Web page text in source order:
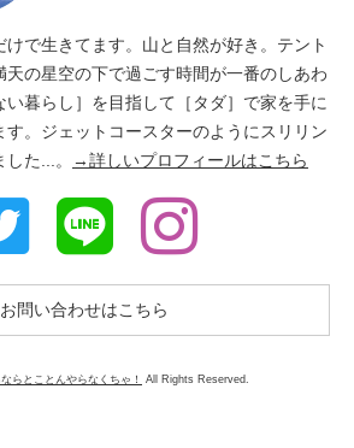
で生きてます。山と自然が好き。テント
天の星空の下で過ごす時間が一番のしあわ
暮らし］を目指して［タダ］で家を手に
す。ジェットコースターのようにスリリン
た...。
→詳しいプロフィールはこちら
お問い合わせはこちら
らとことんやらなくちゃ！ All Rights Reserved.